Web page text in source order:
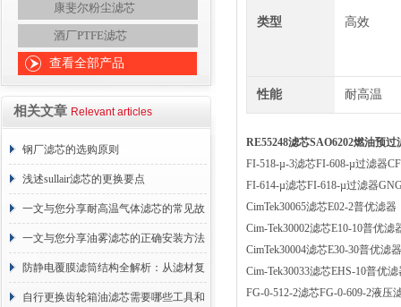
康斐尔粉尘滤芯
酒厂PTFE滤芯
查看全部产品
相关文章 Relevant articles
钢厂滤芯的选购原则
浅述sullair滤芯的更换要点
一文与您分享耐高温气体滤芯的常见故
障相应解决方法
一文与您分享油雾滤芯的正确安装方法
防静电覆膜滤筒结构全解析：从滤材复
合到整体成型
自行更换齿轮箱油滤芯需要哪些工具和
类型 高效
性能 耐高温
RE55248滤芯SAO6202燃油预过
FI-518-µ-3滤芯FI-608-µ过滤器
FI-614-µ滤芯FI-618-µ过滤器
CimTek30065滤芯E02-2普优滤器
Cim-Tek30002滤芯E10-10普优滤
CimTek30004滤芯E30-30普优滤器
Cim-Tek30033滤芯EHS-10普优滤
FG-0-512-2滤芯FG-0-609-2液压